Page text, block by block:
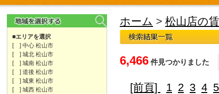
■エリアを選択
[ ] 中心 松山市
[ ] 城北 松山市
[ ] 城南 松山市
[ ] 道後 松山市
[ ] 城東 松山市
[ ] 城西 松山市
ホーム > 松山店の
6,466 件見つかりました
[前頁] 1 2 3 4 5